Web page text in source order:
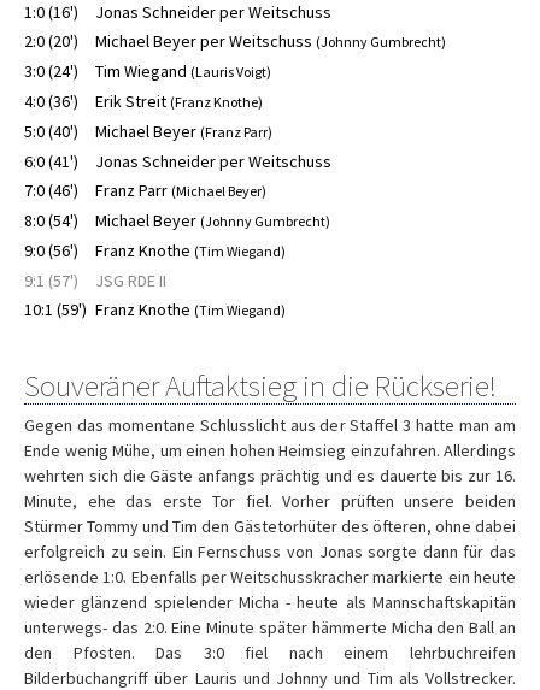
1:0 (16')
Jonas Schneider per Weitschuss
2:0 (20')
Michael Beyer per Weitschuss (Johnny Gumbrecht)
3:0 (24') Tim Wiegand (Lauris Voigt)
4:0 (36') Erik Streit (Franz Knothe)
5:0 (40') Michael Beyer (Franz Parr)
6:0 (41')
Jonas Schneider per Weitschuss
7:0 (46')
Franz Parr (Michael Beyer)
8:0 (54') Michael Beyer (Johnny Gumbrecht)
9:0 (56') Franz Knothe (Tim Wiegand)
9:1 (57')
JSG RDE II
10:1 (59') Franz Knothe (Tim Wiegand)
Souveräner Auftaktsieg in die Rückserie!
Gegen das momentane Schlusslicht aus der Staffel 3 hatte man am
Ende wenig Mühe, um einen hohen Heimsieg einzufahren. Allerdings
wehrten sich die Gäste anfangs prächtig und es dauerte bis zur 16.
Minute, ehe das erste Tor fiel. Vorher prüften unsere beiden
Stürmer Tommy und Tim den Gästetorhüter des öfteren, ohne dabei
erfolgreich zu sein. Ein Fernschuss von Jonas sorgte dann für das
erlösende 1:0. Ebenfalls per Weitschusskracher markierte ein heute
wieder glänzend spielender Micha - heute als Mannschaftskapitän
unterwegs- das 2:0. Eine Minute später hämmerte Micha den Ball an
den Pfosten. Das 3:0 fiel nach einem lehrbuchreifen
Bilderbuchangriff über Lauris und Johnny und Tim als Vollstrecker.